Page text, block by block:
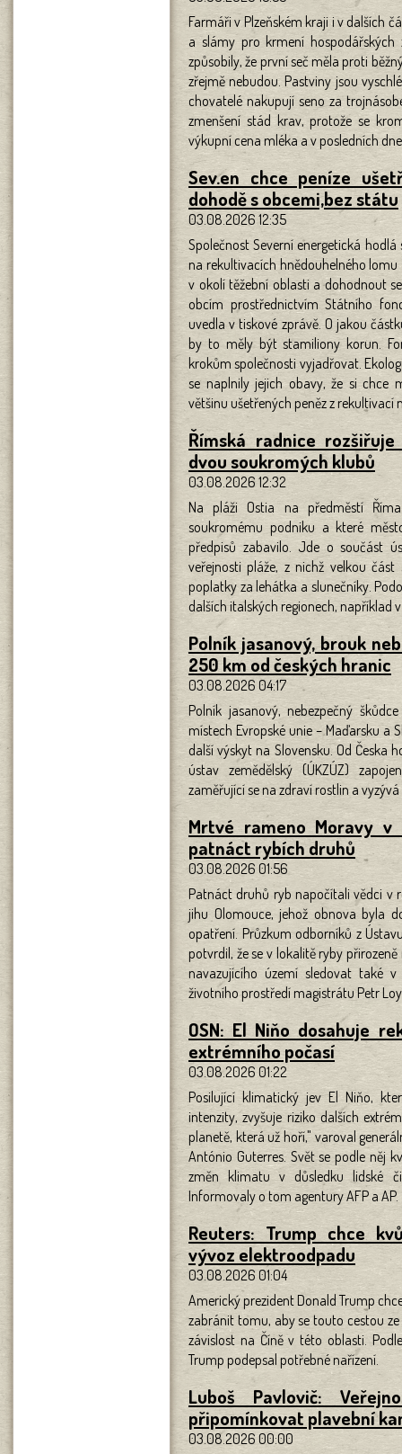
Farmáři v Plzeňském kraji i v dalších
a slámy pro krmení
způsobily, že první seč měla proti
zřejmě nebudou. Pastviny jsou
chovatelé nakupují seno za
zmenšení stád krav, protože se
výkupní cena mléka a v posledních
Sev.en chce peníze
dohodě s obcemi,bez státu
03.08.2026 12:35
Společnost Severní energetická
na rekultivacích hnědouhelného
v okolí těžební oblasti a dohodnout
obcím prostřednictvím Státního
uvedla v tiskové zprávě. O jakou
by to měly být stamiliony korun.
krokům společnosti vyjadřovat.
se naplnily jejich obavy, že si chce
většinu ušetřených peněz z rekultivací
Římská radnice
dvou soukromých klubů
03.08.2026 12:32
Na pláži Ostia na předměstí
soukromému podniku a které
předpisů zabavilo. Jde o součást
veřejnosti pláže, z nichž velkou
poplatky za lehátka a slunečníky.
dalších italských regionech, například
Polník jasanový, brouk
250 km od českých hranic
03.08.2026 04:17
Polník jasanový, nebezpečný
místech Evropské unie – Maďarsku a
další výskyt na Slovensku. Od Česka
ústav zemědělský (ÚKZÚZ)
zaměřující se na zdraví rostlin a
Mrtvé rameno Moravy v
patnáct rybích druhů
03.08.2026 01:56
Patnáct druhů ryb napočítali vědci v
jihu Olomouce, jehož obnova byla
opatření. Průzkum odborníků z
potvrdil, že se v lokalitě ryby
navazujícího území sledovat také
životního prostředí magistrátu Petr
OSN: El Niňo dosahuje
extrémního počasí
03.08.2026 01:22
Posilující klimatický jev El Niňo,
intenzity, zvyšuje riziko dalších
planetě, která už hoří," varoval
António Guterres. Svět se podle něj
změn klimatu v důsledku lidské
Informovaly o tom agentury AFP a AP.
Reuters: Trump chce
vývoz elektroodpadu
03.08.2026 01:04
Americký prezident Donald Trump
zabránit tomu, aby se touto cestou
závislost na Číně v této oblasti.
Trump podepsal potřebné nařízení.
Luboš Pavlovič:
připomínkovat plavební
03.08.2026 00:00